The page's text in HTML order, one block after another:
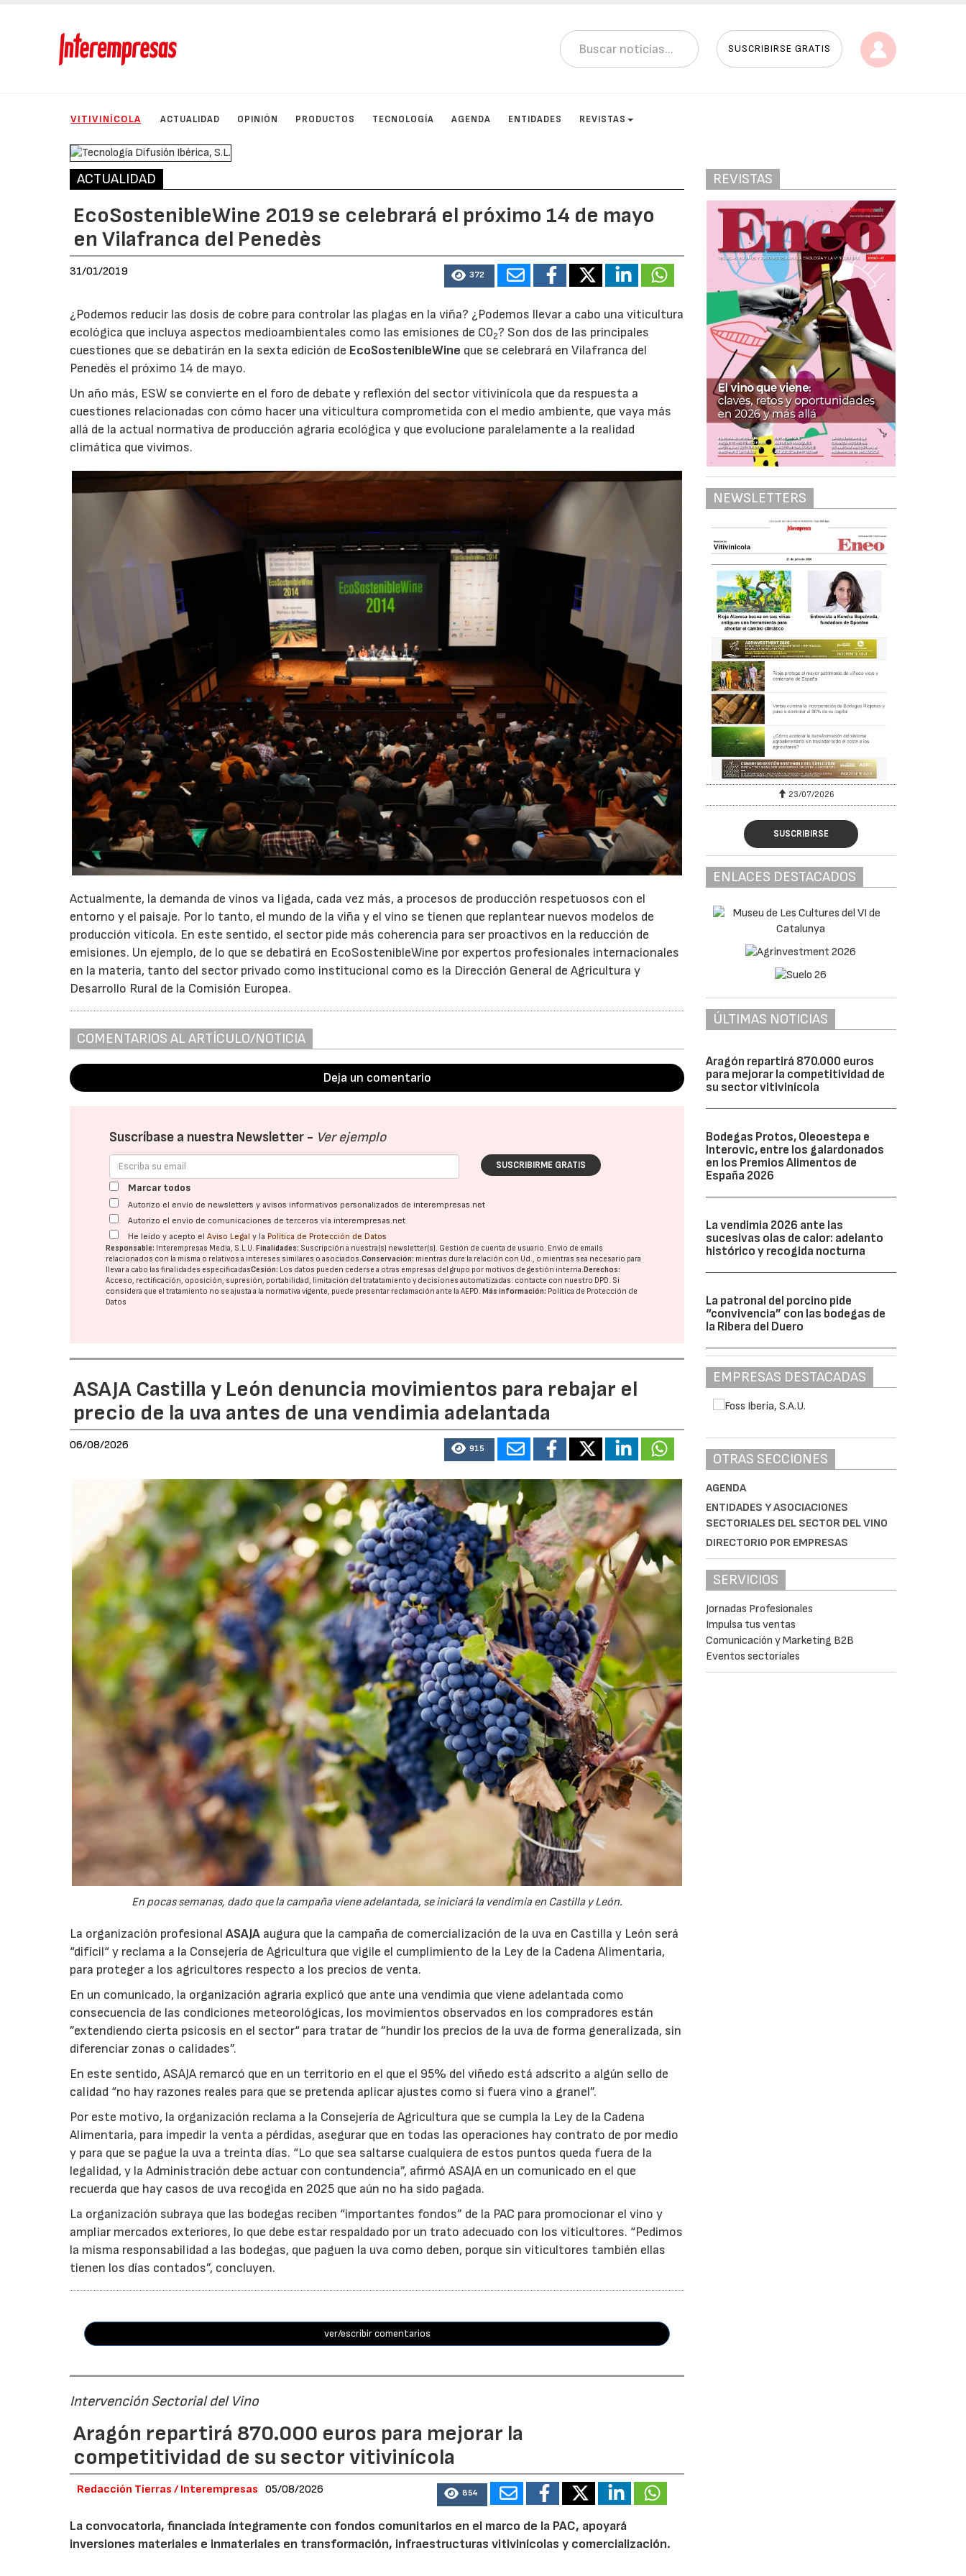
SUSCRIBIRSE GRATIS
VITIVINÍCOLA ACTUALIDAD OPINIÓN PRODUCTOS TECNOLOGÍA AGENDA ENTIDADES REVISTAS
ACTUALIDAD
EcoSostenibleWine 2019 se celebrará el próximo 14 de mayo
en Vilafranca del Penedès
31/01/2019 372
¿Podemos reducir las dosis de cobre para controlar las plagas en la viña? ¿Podemos llevar a cabo una viticultura
ecológica que incluya aspectos medioambientales como las emisiones de C02? Son dos de las principales
cuestiones que se debatirán en la sexta edición de EcoSostenibleWine que se celebrará en Vilafranca del
Penedès el próximo 14 de mayo.
Un año más, ESW se convierte en el foro de debate y reflexión del sector vitivinícola que da respuesta a
cuestiones relacionadas con cómo hacer una viticultura comprometida con el medio ambiente, que vaya más
allá de la actual normativa de producción agraria ecológica y que evolucione paralelamente a la realidad
climática que vivimos.
Actualmente, la demanda de vinos va ligada, cada vez más, a procesos de producción respetuosos con el
entorno y el paisaje. Por lo tanto, el mundo de la viña y el vino se tienen que replantear nuevos modelos de
producción vitícola. En este sentido, el sector pide más coherencia para ser proactivos en la reducción de
emisiones. Un ejemplo, de lo que se debatirá en EcoSostenibleWine por expertos profesionales internacionales
en la materia, tanto del sector privado como institucional como es la Dirección General de Agricultura y
Desarrollo Rural de la Comisión Europea.
COMENTARIOS AL ARTÍCULO/NOTICIA
Deja un comentario
Suscríbase a nuestra Newsletter - Ver ejemplo
SUSCRIBIRME GRATIS
Marcar todos
Autorizo el envío de newsletters y avisos informativos personalizados de interempresas.net
Autorizo el envío de comunicaciones de terceros vía interempresas.net
He leído y acepto elAviso Legal y la Política de Protección de Datos
Responsable: Interempresas Media, S.L.U.Finalidades: Suscripción a nuestra(s) newsletter(s). Gestión de cuenta de usuario. Envío de emails
relacionados con la misma o relativos a intereses similares o asociados.Conservación: mientras dure la relación con Ud., o mientras sea necesario para
llevar a cabo las finalidades especificadasCesión: Los datos pueden cederse a otras empresas del grupo por motivos de gestión interna.Derechos:
Acceso, rectificación, oposición, supresión, portabilidad, limitación del tratatamiento y decisiones automatizadas: contacte con nuestro DPD. Si
considera que el tratamiento no se ajusta a la normativa vigente, puede presentar reclamación ante laAEPD.Más información: Política de Protección de
Datos
ASAJA Castilla y León denuncia movimientos para rebajar el
precio de la uva antes de una vendimia adelantada
06/08/2026 915
En pocas semanas, dado que la campaña viene adelantada, se iniciará la vendimia en Castilla y León.
La organización profesionalASAJA augura que la campaña de comercialización de la uva en Castilla y León será
“difícil“ y reclama a la Consejería de Agricultura que vigile el cumplimiento de la Ley de la Cadena Alimentaria,
para proteger a los agricultores respecto a los precios de venta.
En un comunicado, la organización agraria explicó que ante una vendimia que viene adelantada como
consecuencia de las condiciones meteorológicas, los movimientos observados en los compradores están
”extendiendo cierta psicosis en el sector“ para tratar de ”hundir los precios de la uva de forma generalizada, sin
diferenciar zonas o calidades”.
En este sentido, ASAJA remarcó que en un territorio en el que el 95% del viñedo está adscrito a algún sello de
calidad “no hay razones reales para que se pretenda aplicar ajustes como si fuera vino a granel”.
Por este motivo, la organización reclama a la Consejería de Agricultura que se cumpla la Ley de la Cadena
Alimentaria, para impedir la venta a pérdidas, asegurar que en todas las operaciones hay contrato de por medio
y para que se pague la uva a treinta días. “Lo que sea saltarse cualquiera de estos puntos queda fuera de la
legalidad, y la Administración debe actuar con contundencia”, afirmó ASAJA en un comunicado en el que
recuerda que hay casos de uva recogida en 2025 que aún no ha sido pagada.
La organización subraya que las bodegas reciben “importantes fondos” de la PAC para promocionar el vino y
ampliar mercados exteriores, lo que debe estar respaldado por un trato adecuado con los viticultores. “Pedimos
la misma responsabilidad a las bodegas, que paguen la uva como deben, porque sin viticultores también ellas
tienen los días contados”, concluyen.
ver/escribir comentarios
Intervención Sectorial del Vino
Aragón repartirá 870.000 euros para mejorar la
competitividad de su sector vitivinícola
Redacción Tierras / Interempresas 05/08/2026 854
La convocatoria, financiada íntegramente con fondos comunitarios en el marco de la PAC, apoyará
inversiones materiales e inmateriales en transformación, infraestructuras vitivinícolas y comercialización.
REVISTAS
NEWSLETTERS
23/07/2026 30/07/2026 23/07/2026
SUSCRIBIRSE
ENLACES DESTACADOS
ÚLTIMAS NOTICIAS
Aragón repartirá 870.000 euros
para mejorar la competitividad de
su sector vitivinícola
Bodegas Protos, Oleoestepa e
Interovic, entre los galardonados
en los Premios Alimentos de
España 2026
La vendimia 2026 ante las
sucesivas olas de calor: adelanto
histórico y recogida nocturna
La patronal del porcino pide
“convivencia” con las bodegas de
la Ribera del Duero
EMPRESAS DESTACADAS
OTRAS SECCIONES
AGENDA
ENTIDADES Y ASOCIACIONES
SECTORIALES DEL SECTOR DEL VINO
DIRECTORIO POR EMPRESAS
SERVICIOS
Jornadas Profesionales
Impulsa tus ventas
Comunicación y Marketing B2B
Eventos sectoriales